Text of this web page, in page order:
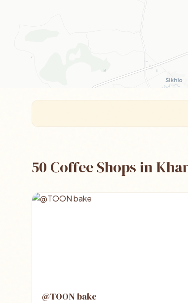
50 Coffee Shops in
@TOON bake